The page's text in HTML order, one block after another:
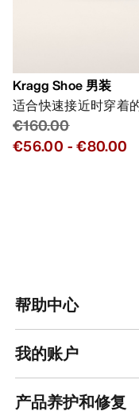
Kragg Shoe 男装
适合快速接近时穿着
€160.00
€56.00 -€80.00
帮助中心
我的账户
产品养护和修复